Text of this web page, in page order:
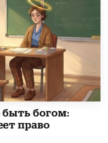
быть богом:
право